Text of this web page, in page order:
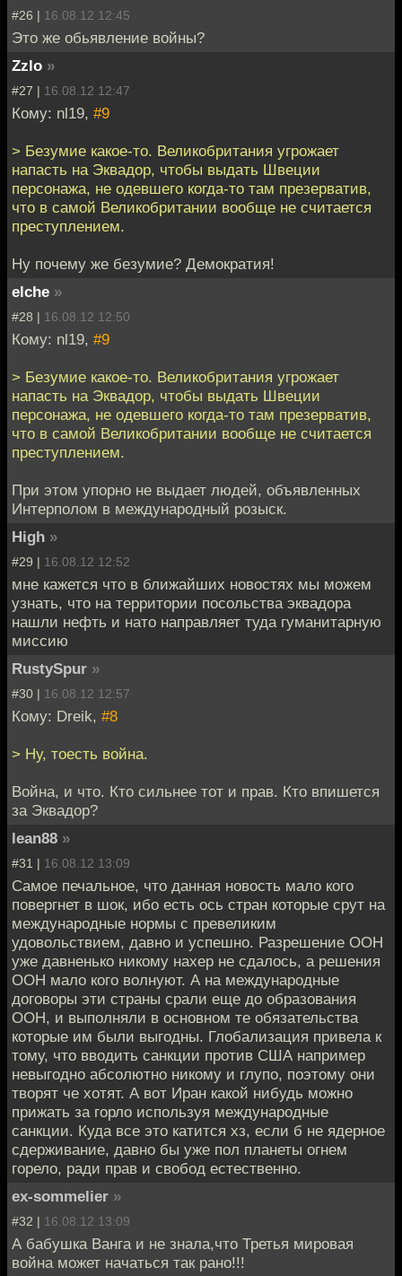
#26 | 16.08.12 12:45
Это же обьявление войны?
Zzlo »
#27 | 16.08.12 12:47
Кому: nl19, #9
> Безумие какое-то. Великобритания угрожает
напасть на Эквадор, чтобы выдать Швеции
персонажа, не одевшего когда-то там презерватив,
что в самой Великобритании вообще не считается
преступлением.
Ну почему же безумие? Демократия!
elche »
#28 | 16.08.12 12:50
Кому: nl19, #9
> Безумие какое-то. Великобритания угрожает
напасть на Эквадор, чтобы выдать Швеции
персонажа, не одевшего когда-то там презерватив,
что в самой Великобритании вообще не считается
преступлением.
При этом упорно не выдает людей, объявленных
Интерполом в международный розыск.
High »
#29 | 16.08.12 12:52
мне кажется что в ближайших новостях мы можем
узнать, что на территории посольства эквадора
нашли нефть и нато направляет туда гуманитарную
миссию
RustySpur »
#30 | 16.08.12 12:57
Кому: Dreik, #8
> Ну, тоесть война.
Война, и что. Кто сильнее тот и прав. Кто впишется
за Эквадор?
lean88 »
#31 | 16.08.12 13:09
Самое печальное, что данная новость мало кого
повергнет в шок, ибо есть ось стран которые срут на
международные нормы с превеликим
удовольствием, давно и успешно. Разрешение ООН
уже давненько никому нахер не сдалось, а решения
ООН мало кого волнуют. А на международные
договоры эти страны срали еще до образования
ООН, и выполняли в основном те обязательства
которые им были выгодны. Глобализация привела к
тому, что вводить санкции против США например
невыгодно абсолютно никому и глупо, поэтому они
творят че хотят. А вот Иран какой нибудь можно
прижать за горло используя международные
санкции. Куда все это катится хз, если б не ядерное
сдерживание, давно бы уже пол планеты огнем
горело, ради прав и свобод естественно.
ex-sommelier »
#32 | 16.08.12 13:09
А бабушка Ванга и не знала,что Третья мировая
война может начаться так рано!!!